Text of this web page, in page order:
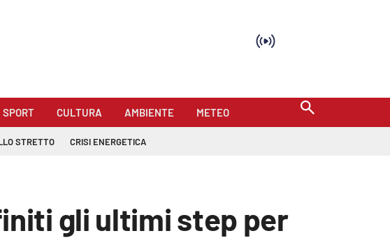
SPORT CULTURA AMBIENTE METEO
STRETTO CRISI ENERGETICA
gli ultimi step per